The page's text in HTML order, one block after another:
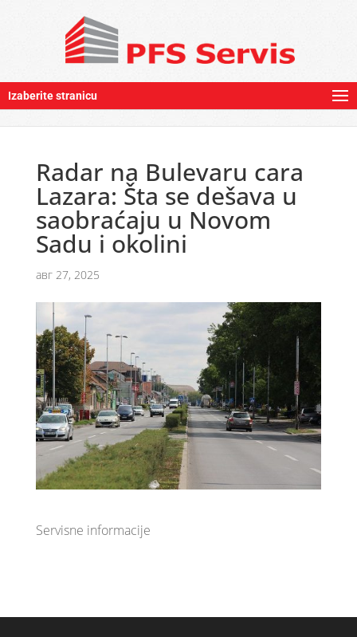
Izaberite stranicu
Radar na Bulevaru cara
Lazara: Šta se dešava u
saobraćaju u Novom
Sadu i okolini
авг 27, 2025
Servisne informacije